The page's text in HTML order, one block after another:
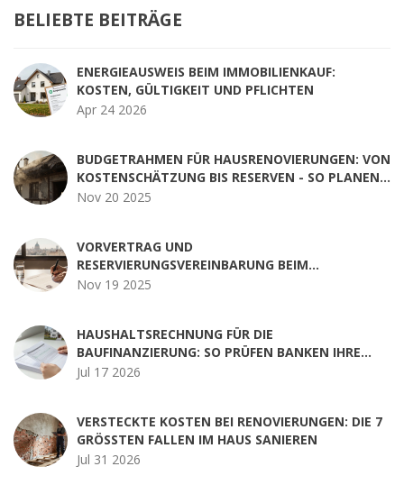
BELIEBTE BEITRÄGE
ENERGIEAUSWEIS BEIM IMMOBILIENKAUF:
KOSTEN, GÜLTIGKEIT UND PFLICHTEN
Apr 24 2026
BUDGETRAHMEN FÜR HAUSRENOVIERUNGEN: VON
KOSTENSCHÄTZUNG BIS RESERVEN - SO PLANEN
SIE RICHTIG
Nov 20 2025
VORVERTRAG UND
RESERVIERUNGSVEREINBARUNG BEIM
IMMOBILIENVERKAUF: SO VERMEIDEN SIE TEURE
Nov 19 2025
HAUSHALTSRECHNUNG FÜR DIE
BAUFINANZIERUNG: SO PRÜFEN BANKEN IHRE
BONITÄT
Jul 17 2026
VERSTECKTE KOSTEN BEI RENOVIERUNGEN: DIE 7
GRÖSSTEN FALLEN IM HAUS SANIEREN
Jul 31 2026